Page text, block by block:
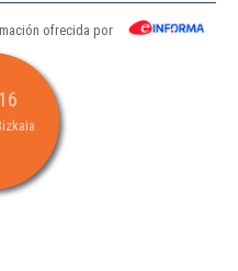
ofrecida por